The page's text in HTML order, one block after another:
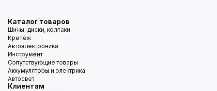
Каталог товаров
Шины, диски, колпаки
Крепёж
Автоэлектроника
Инструмент
Сопутствующие товары
Аккумуляторы и электрика
Автосвет
Клиентам